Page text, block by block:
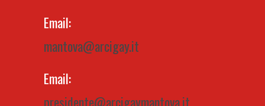
Email:
mantova@arcigay.it
Email:
presidente@arcigaymantova.it